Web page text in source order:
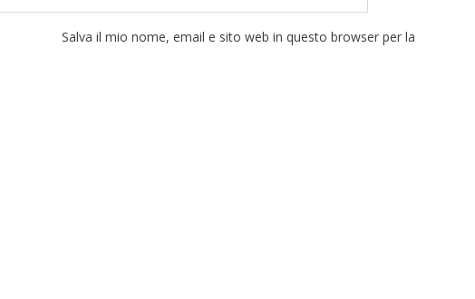
Salva il mio nome, email e sito web in questo browser per la